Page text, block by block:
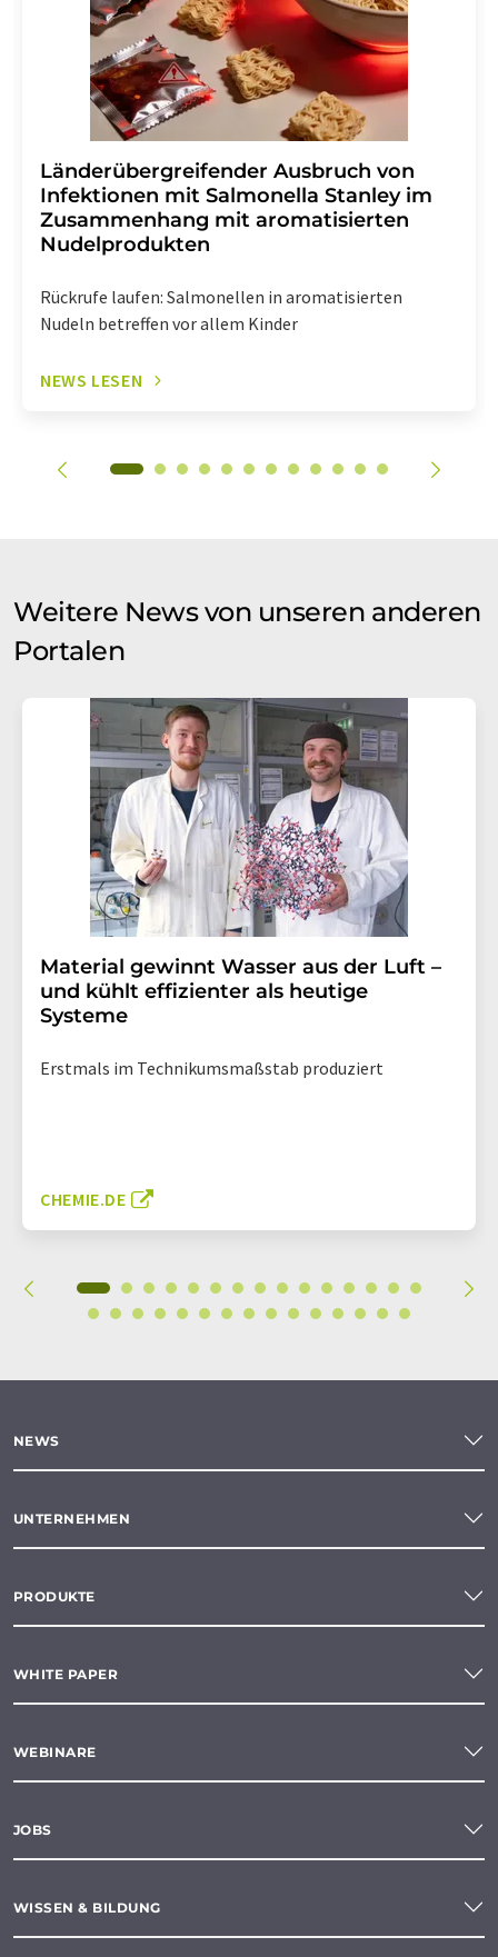
enthalten.
Länderübergreifender Ausbruch von
Infektionen mit Salmonella Stanley im
Zusammenhang mit aromatisierten
Nudelprodukten
Rückrufe laufen: Salmonellen in aromatisierten
Nudeln betreffen vor allem Kinder
NEWS LESEN
Weitere News von unseren anderen
Portalen
Material gewinnt Wasser aus der Luft –
und kühlt effizienter als heutige
Systeme
Erstmals im Technikumsmaßstab produziert
CHEMIE.DE
NEWS
UNTERNEHMEN
PRODUKTE
WHITE PAPER
WEBINARE
JOBS
WISSEN & BILDUNG